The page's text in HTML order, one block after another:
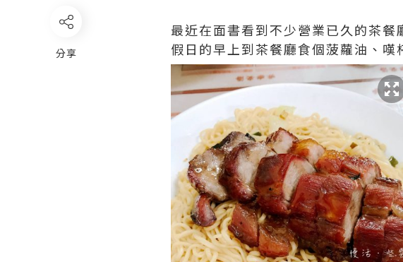
分享
最近在面書看到不少營業已久的茶
假日的早上到茶餐廳食個菠蘿油、